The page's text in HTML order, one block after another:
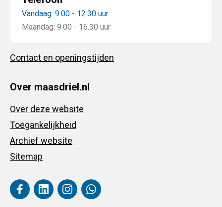
Vandaag: 9.00 - 12.30 uur
Maandag: 9.00 - 16.30 uur
Contact en openingstijden
Over maasdriel.nl
Over deze website
Toegankelijkheid
Archief website
Sitemap